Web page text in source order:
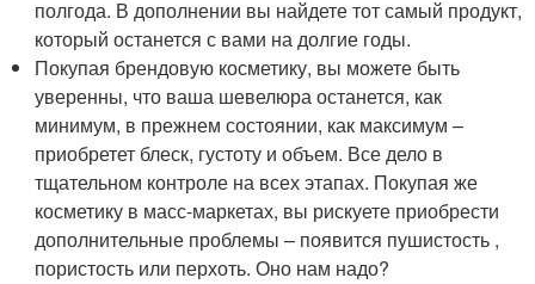
полгода. В дополнении вы найдете тот самый продукт,
который останется с вами на долгие годы.
Покупая брендовую косметику, вы можете быть
уверенны, что ваша шевелюра останется, как
минимум, в прежнем состоянии, как максимум –
приобретет блеск, густоту и объем. Все дело в
тщательном контроле на всех этапах. Покупая же
косметику в масс-маркетах, вы рискуете приобрести
дополнительные проблемы – появится пушистость ,
пористость или перхоть. Оно нам надо?